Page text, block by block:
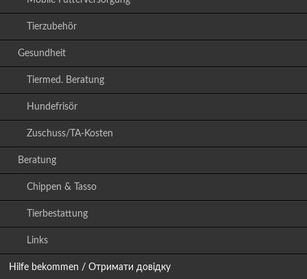
Tierzubehör
Gesundheit
Tiermed. Beratung
Hundefrisör
Zuschuss/TA-Kosten
Beratung
Chippen & Tasso
Tierbestattung
Links
Hilfe bekommen / Отримати довідку